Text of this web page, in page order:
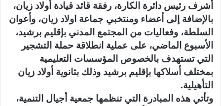
أشرف رئيس دائرة الكارة، رفقة قائد قيادة أولاد زيان،
بالإضافة إلى أعضاء ومنتخبي جماعة اولاد زيان، وأعوان
السلطة، وفعاليات من المجتمع المدني بإقليم برشيد،
الأسبوع الماضي، على عملية انطلاقة حملة التشجير
التي تستهدف بالخصوص المؤسسات التعليمية
بمختلف أسلاكها بإقليم برشيد وذلك بثانوية أولاد زيان
التأهيلية.
وتأتي هذه المبادرة التي تنظمها جمعية أجيال التنمية،